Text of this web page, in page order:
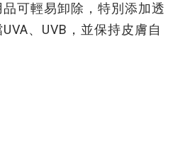
可輕易卸除，特別添加透
、UVB，並保持皮膚自